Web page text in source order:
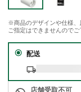
※商品のデザインや仕様、
ご指定はできませんのでご
配送
店舗受取不可